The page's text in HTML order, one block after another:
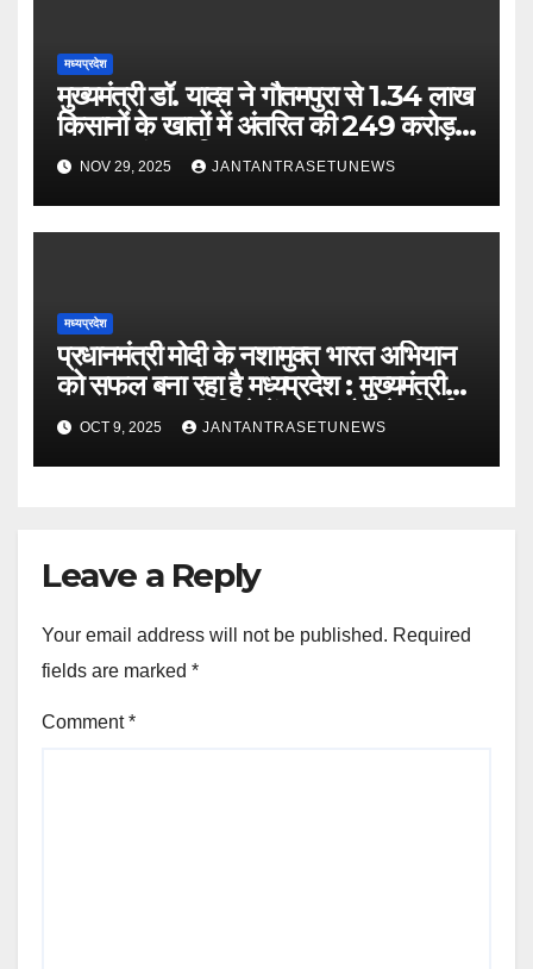
मध्यप्रदेश
मुख्यमंत्री डॉ. यादव ने गौतमपुरा से 1.34 लाख
किसानों के खातों में अंतरित की 249 करोड़
रूपए भावांतर राशि
NOV 29, 2025 JANTANTRASETUNEWS
मध्यप्रदेश
प्रधानमंत्री मोदी के नशामुक्त भारत अभियान
को सफल बना रहा है मध्यप्रदेश : मुख्यमंत्री
डॉ. यादवबड़वानी जिले में 60 करोड़ के निर्माण
कार्यों का वर्चुअली किया लोकार्पण और
शिलान्यास
OCT 9, 2025 JANTANTRASETUNEWS
Leave a Reply
Your email address will not be published. Required
fields are marked *
Comment*